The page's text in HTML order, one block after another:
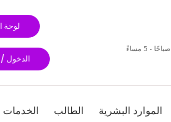
لوحة
الدخول /
الموارد البشرية الطالب الخدمات